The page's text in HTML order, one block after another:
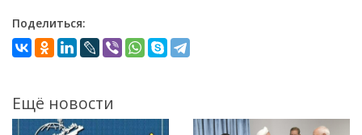
Поделиться:
Ещё новости